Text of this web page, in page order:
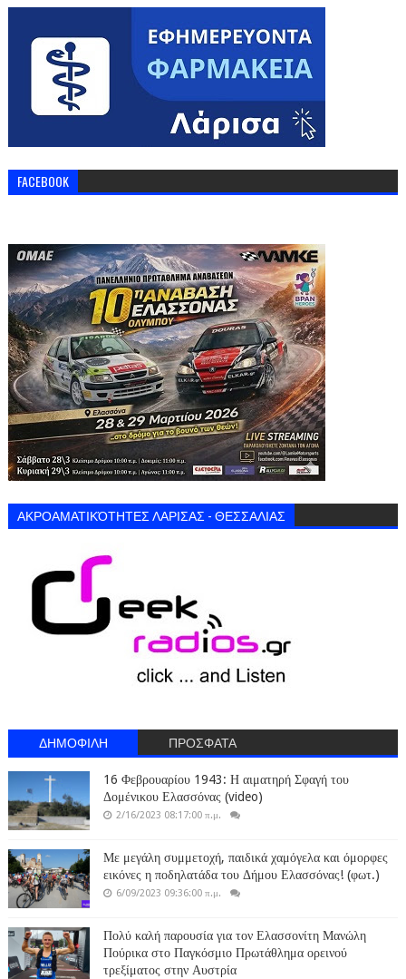
FACEBOOK
ΑΚΡΟΑΜΑΤΙΚΌΤΗΤΕΣ ΛΑΡΙΣΑΣ - ΘΕΣΣΑΛΙΑΣ
ΔΗΜΟΦΙΛΗ ΠΡΟΣΦΑΤΑ
16 Φεβρουαρίου 1943: Η αιματηρή Σφαγή του
Δομένικου Ελασσόνας (video)
2/16/2023 08:17:00 π.μ.
Με μεγάλη συμμετοχή, παιδικά χαμόγελα και όμορφες
εικόνες η ποδηλατάδα του Δήμου Ελασσόνας! (φωτ.)
6/09/2023 09:36:00 π.μ.
Πολύ καλή παρουσία για τον Ελασσονίτη Μανώλη
Πούρικα στο Παγκόσμιο Πρωτάθλημα ορεινού
τρεξίματος στην Αυστρία